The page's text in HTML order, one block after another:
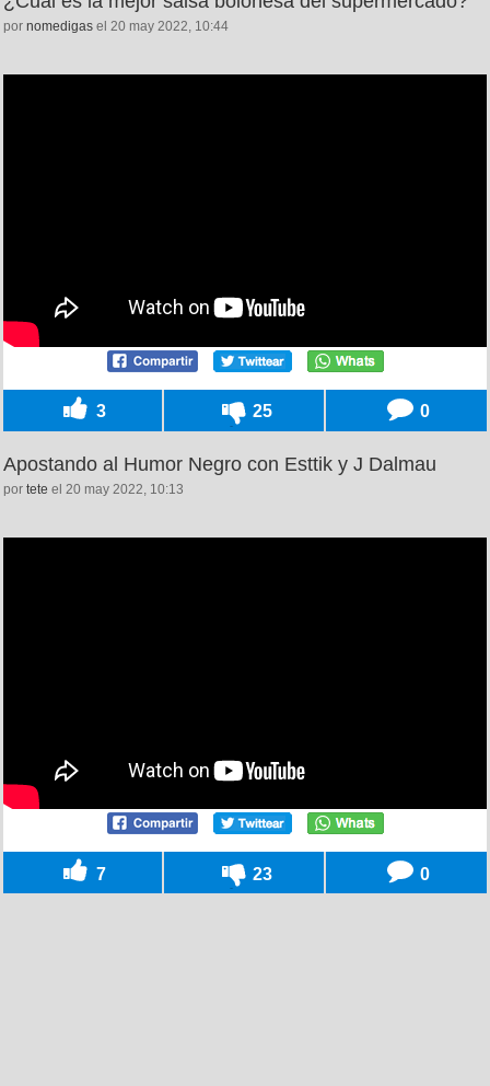
por nomedigas el 20 may 2022, 10:44
3 25 0
Apostando al Humor Negro con Esttik y J Dalmau
por tete el 20 may 2022, 10:13
7 23 0